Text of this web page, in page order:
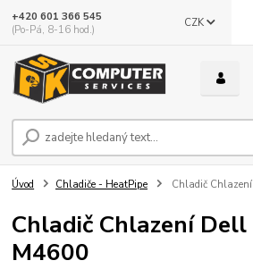
CZK
+420 601 366 545
(Po-Pá, 8-16 hod.)
Úvod Chladiče - HeatPipe Chladič
Chladič Chlazení Dell
M4600